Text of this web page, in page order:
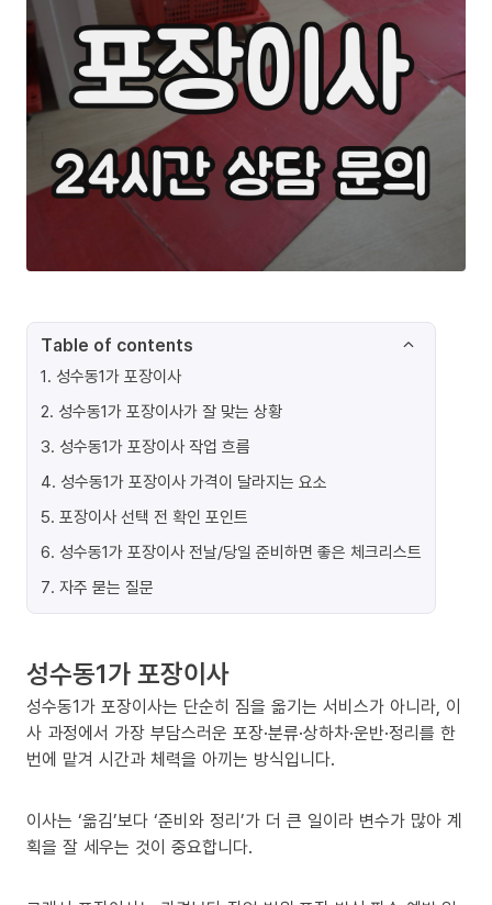
Table of contents
1. 성수동1가 포장이사
2. 성수동1가 포장이사가 잘 맞는 상황
3. 성수동1가 포장이사 작업 흐름
4. 성수동1가 포장이사 가격이 달라지는 요소
5. 포장이사 선택 전 확인 포인트
6. 성수동1가 포장이사 전날/당일 준비하면 좋은 체크리스트
7. 자주 묻는 질문
성수동1가 포장이사
성수동1가 포장이사는 단순히 짐을 옮기는 서비스가 아니라, 이
사 과정에서 가장 부담스러운 포장·분류·상하차·운반·정리를 한
번에 맡겨 시간과 체력을 아끼는 방식입니다.
이사는 ‘옮김’보다 ‘준비와 정리’가 더 큰 일이라 변수가 많아 계
획을 잘 세우는 것이 중요합니다.